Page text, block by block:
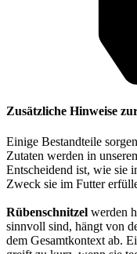
Zusätzliche Hinweise
Einige Bestandteile
Zutaten werden in
Entscheidend ist, wie sie
Zweck sie im Futter
Rübenschnitzel werden
sinnvoll sind, hängt von
dem Gesamtkontext ab.